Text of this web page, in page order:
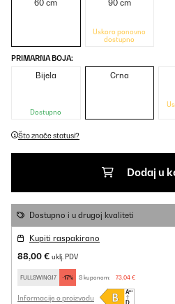
60 cm 90 cm
Uskoro ponovno
dostupno
PRIMARNA BOJA:
Bijela
Dostupno
Crna
Što znače statusi?
Dodaj u
Dostupno i u drugoj kvaliteti
Kupiti raspakirano
88,00 € uklj. PDV
FULLSWING17 -17% S kuponom: 73,04 €
Informacije o proizvodu